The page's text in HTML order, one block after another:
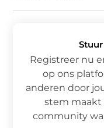
Registreer nu
op ons
anderen door
stem maakt
community